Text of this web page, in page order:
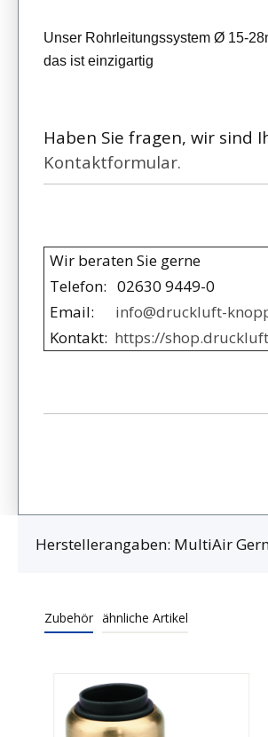
Unser Rohrleitungssystem Ø 15-
das ist einzigartig
Haben Sie fragen, wir sind
Kontaktformular.
Wir beraten Sie gerne
Telefon: 02630 9449-0
Email: info@druckluft-
Kontakt: https://
Herstellerangaben: MultiAir
Zubehör ähnliche Artikel